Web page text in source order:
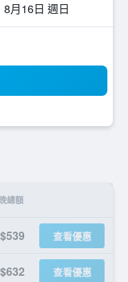
8月16日 週日
總額
查看優惠
查看優惠